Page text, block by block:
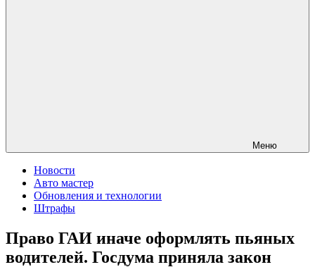
Меню
Новости
Авто мастер
Обновления и технологии
Штрафы
Право ГАИ иначе оформлять пьяных
водителей. Госдума приняла закон